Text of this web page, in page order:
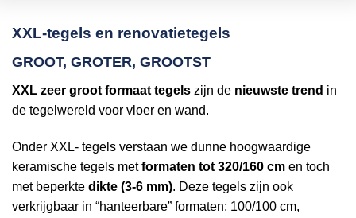
XXL-tegels en renovatietegels
GROOT, GROTER, GROOTST
XXL zeer groot formaat tegels zijn de nieuwste trend in
de tegelwereld voor vloer en wand.
Onder XXL- tegels verstaan we dunne hoogwaardige
keramische tegels metformaten tot 320/160 cm en toch
met beperkte dikte (3-6 mm). Deze tegels zijn ook
verkrijgbaar in “hanteerbare” formaten: 100/100 cm,